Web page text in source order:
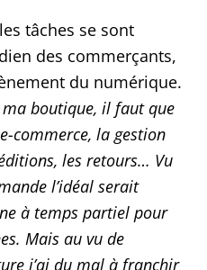
tâches se sont
des commerçants,
du numérique.
ma boutique, il faut que
commerce, la gestion
les retours… Vu
l’idéal serait
à temps partiel pour
Mais au vu de
j’ai du mal à franchir